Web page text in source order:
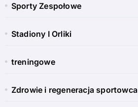
Sporty Zespołowe
Stadiony I Orliki
treningowe
Zdrowie i regeneracja sportowca